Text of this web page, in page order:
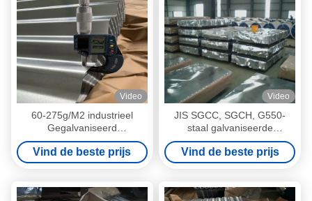
Video
60-275g/M2 industrieel
Gegalvaniseerd
Golfdakwerkblad, de Bladen
van Tole van het
Ijzerdakwerk
Vind de beste prijs
Video
JIS SGCC, SGCH, G550-
staal galvaniseerde
Golfdakwerkblad/Bladen
Vind de beste prijs